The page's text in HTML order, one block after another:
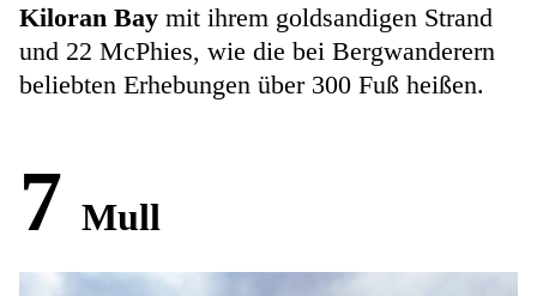
Kiloran Bay mit ihrem goldsandigen Strand
und 22 McPhies, wie die bei Bergwanderern
beliebten Erhebungen über 300 Fuß heißen.
7 Mull